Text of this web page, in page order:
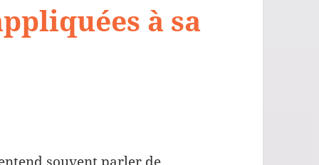
à sa
souvent parler de